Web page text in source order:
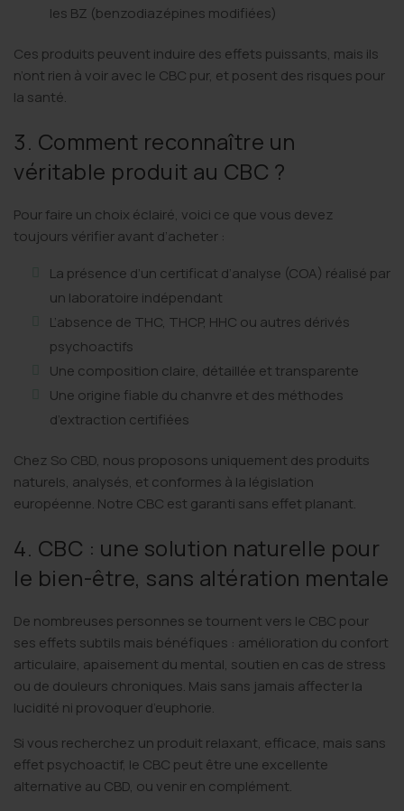
les BZ (benzodiazépines modifiées)
Ces produits peuvent induire des effets puissants, mais ils
n’ont rien à voir avec le CBC pur, et posent des risques pour
la santé.
3. Comment reconnaître un
véritable produit au CBC ?
Pour faire un choix éclairé, voici ce que vous devez
toujours vérifier avant d’acheter :
La présence d’un certificat d’analyse (COA) réalisé par
un laboratoire indépendant
L’absence de THC, THCP, HHC ou autres dérivés
psychoactifs
Une composition claire, détaillée et transparente
Une origine fiable du chanvre et des méthodes
d’extraction certifiées
Chez So CBD, nous proposons uniquement des produits
naturels, analysés, et conformes à la législation
européenne. Notre CBC est garanti sans effet planant.
4. CBC : une solution naturelle pour
le bien-être, sans altération mentale
De nombreuses personnes se tournent vers le CBC pour
ses effets subtils mais bénéfiques : amélioration du confort
articulaire, apaisement du mental, soutien en cas de stress
ou de douleurs chroniques. Mais sans jamais affecter la
lucidité ni provoquer d’euphorie.
Si vous recherchez un produit relaxant, efficace, mais sans
effet psychoactif, le CBC peut être une excellente
alternative au CBD, ou venir en complément.